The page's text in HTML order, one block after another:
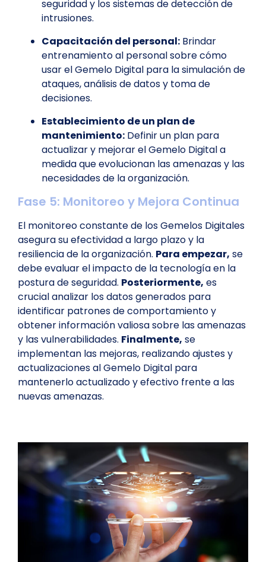
seguridad y los sistemas de detección de
intrusiones.
Capacitación del personal: Brindar
entrenamiento al personal sobre cómo
usar el Gemelo Digital para la simulación de
ataques, análisis de datos y toma de
decisiones.
Establecimiento de un plan de
mantenimiento: Definir un plan para
actualizar y mejorar el Gemelo Digital a
medida que evolucionan las amenazas y las
necesidades de la organización.
Fase 5: Monitoreo y Mejora Continua
El monitoreo constante de los Gemelos Digitales
asegura su efectividad a largo plazo y la
resiliencia de la organización. Para empezar, se
debe evaluar el impacto de la tecnología en la
postura de seguridad. Posteriormente, es
crucial analizar los datos generados para
identificar patrones de comportamiento y
obtener información valiosa sobre las amenazas
y las vulnerabilidades. Finalmente, se
implementan las mejoras, realizando ajustes y
actualizaciones al Gemelo Digital para
mantenerlo actualizado y efectivo frente a las
nuevas amenazas.